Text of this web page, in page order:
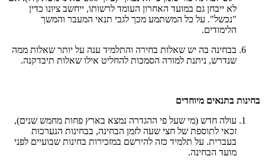
לא ייבחן גם במועד האחרון העומד לרשותו, ייחשב ציונו כדין
"נכשל". על כל המשתמע מכך לגבי תנאי המעבר והמשך
הלימודים.
בבחינה בה יש שאלות בחירה והתלמיד ענה על יותר שאלות ממה
שנדרש, ניתנת למורה הסמכות להחליט אילו שאלות תיבדקנה.
בחינות בתנאים מיוחדים
עולה חדש (מי שעל פי ההגדרה נמצא בארץ פחות מחמש שנים),
זכאי לתוספת של חצי שעה לזמן הבחינה, בבחינות הנערכות
בעברית. על תלמיד כזה להירשם במזכירות בחינות שבועיים לפני
מועד הבחינה.